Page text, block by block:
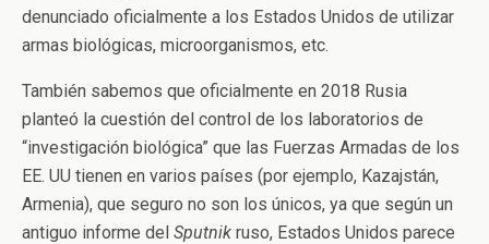
denunciado oficialmente a los Estados Unidos de utilizar
armas biológicas, microorganismos, etc.
También sabemos que oficialmente en 2018 Rusia
planteó la cuestión del control de los laboratorios de
“investigación biológica” que las Fuerzas Armadas de los
EE. UU tienen en varios países (por ejemplo, Kazajstán,
Armenia), que seguro no son los únicos, ya que según un
antiguo informe del Sputnik ruso, Estados Unidos parece